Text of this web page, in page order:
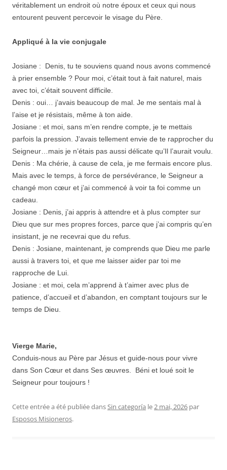
véritablement un endroit où notre époux et ceux qui nous
entourent peuvent percevoir le visage du Père.
Appliqué à la vie conjugale
Josiane : Denis, tu te souviens quand nous avons commencé
à prier ensemble ? Pour moi, c’était tout à fait naturel, mais
avec toi, c’était souvent difficile.
Denis : oui… j’avais beaucoup de mal. Je me sentais mal à
l’aise et je résistais, même à ton aide.
Josiane : et moi, sans m’en rendre compte, je te mettais
parfois la pression. J’avais tellement envie de te rapprocher du
Seigneur…mais je n’étais pas aussi délicate qu’Il l’aurait voulu.
Denis : Ma chérie, à cause de cela, je me fermais encore plus.
Mais avec le temps, à force de persévérance, le Seigneur a
changé mon cœur et j’ai commencé à voir ta foi comme un
cadeau.
Josiane : Denis, j’ai appris à attendre et à plus compter sur
Dieu que sur mes propres forces, parce que j’ai compris qu’en
insistant, je ne recevrai que du refus.
Denis : Josiane, maintenant, je comprends que Dieu me parle
aussi à travers toi, et que me laisser aider par toi me
rapproche de Lui.
Josiane : et moi, cela m’apprend à t’aimer avec plus de
patience, d’accueil et d’abandon, en comptant toujours sur le
temps de Dieu.
Vierge Marie,
Conduis-nous au Père par Jésus et guide-nous pour vivre
dans Son Cœur et dans Ses œuvres. Béni et loué soit le
Seigneur pour toujours !
Cette entrée a été publiée dansSin categoría le2 mai, 2026 par
Esposos Misioneros.